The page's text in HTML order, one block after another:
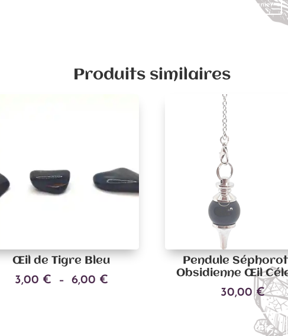
Ajouter au panier
Produits similaires
Œil de Tigre Bleu
3,00 € – 6,00 €Plage
Pendule
Obsidienne Œil
30,00€
Lire la suite